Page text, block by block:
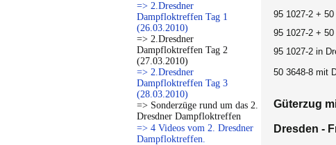
=> 2.Dresdner
Dampfloktreffen Tag 1
(26.03.2010)
=> 2.Dresdner
Dampfloktreffen Tag 2
(27.03.2010)
=> 2.Dresdner
Dampfloktreffen Tag 3
(28.03.2010)
=> Sonderzüge rund um das 2.
Dresdner Dampfloktreffen
=> 4 Videos vom 2. Dresdner
Dampfloktreffen.
95 1027-2 +
95 1027-2 +
95 1027-2 in
50 3648-8 mit
Güterzug
Dresden -